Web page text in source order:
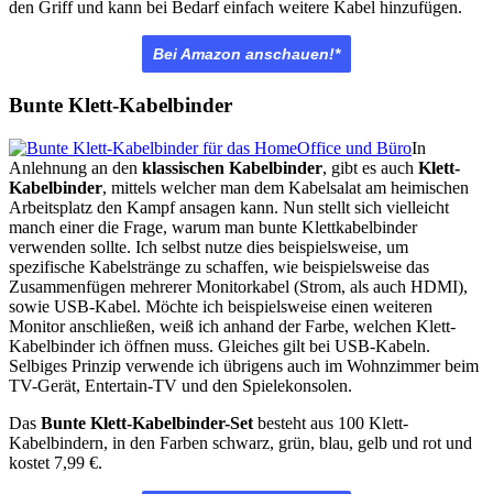
den Griff und kann bei Bedarf einfach weitere Kabel hinzufügen.
Bei Amazon anschauen!*
Bunte Klett-Kabelbinder
In
Anlehnung an den klassischen Kabelbinder, gibt es auch Klett-
Kabelbinder, mittels welcher man dem Kabelsalat am heimischen
Arbeitsplatz den Kampf ansagen kann. Nun stellt sich vielleicht
manch einer die Frage, warum man bunte Klettkabelbinder
verwenden sollte. Ich selbst nutze dies beispielsweise, um
spezifische Kabelstränge zu schaffen, wie beispielsweise das
Zusammenfügen mehrerer Monitorkabel (Strom, als auch HDMI),
sowie USB-Kabel. Möchte ich beispielsweise einen weiteren
Monitor anschließen, weiß ich anhand der Farbe, welchen Klett-
Kabelbinder ich öffnen muss. Gleiches gilt bei USB-Kabeln.
Selbiges Prinzip verwende ich übrigens auch im Wohnzimmer beim
TV-Gerät, Entertain-TV und den Spielekonsolen.
Das Bunte Klett-Kabelbinder-Set besteht aus 100 Klett-
Kabelbindern, in den Farben schwarz, grün, blau, gelb und rot und
kostet 7,99 €.